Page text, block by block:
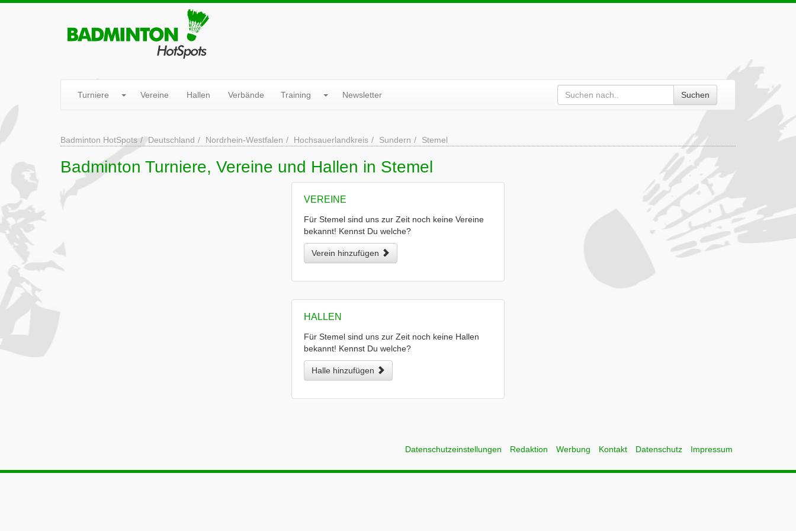
Turniere Vereine Hallen Verbände Training Newsletter Suchen
Badminton HotSpots Deutschland Nordrhein-Westfalen Hochsauerlandkreis Sundern Stemel
Badminton Turniere, Vereine und Hallen in Stemel
VEREINE
Für Stemel sind uns zur Zeit noch keine Vereine
bekannt! Kennst Du welche?
Verein hinzufügen
HALLEN
Für Stemel sind uns zur Zeit noch keine Hallen
bekannt! Kennst Du welche?
Halle hinzufügen
Datenschutzeinstellungen Redaktion Werbung Kontakt Datenschutz Impressum